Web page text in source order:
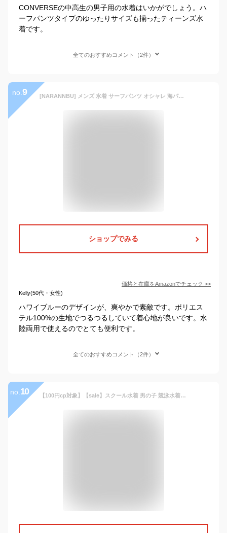
CONVERSEの中高生の男子用の水着はいかがでしょう。ハ
ーフパンツタイプのゆったりサイズも揃ったティーンズ水
着です。
全てのおすすめコメント（2件）
no. 9 [NARANNBU] メンズ 水着 サーフパンツ オシャレ 海パン 海水パンツ メッシュインナー 通気速乾 UVカット ボードショーツ ハワイブルー 2XL_実際サイズ3Ｌに相当
ショップでみる
価格と在庫をAmazonでチェック >>
Kelly(50代・女性)
ハワイブルーのデザインが、爽やかで素敵です。ポリエス
テル100%の生地でつるつるしていて着心地が良いです。水
陸両用で使えるのでとても便利です。
全てのおすすめコメント（2件）
no. 10 【100円cp対象】【sale】スクール水着 男の子 競泳水着 キッズ ジュニア メンズ 大きいサイズ 170 120 130 140 150 160 S M L LL XL 2L ロット lotto 小学生 中学生 高校生 ストレッチ スイムウエア ボーイズ 水着 男児 ブラック黒 ネイビー紺)[子供用 大人用]